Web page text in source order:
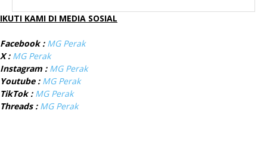
IKUTI KAMI DI MEDIA SOSIAL
Facebook : MG Perak
X : MG Perak
Instagram : MG Perak
Youtube : MG Perak
TikTok : MG Perak
Threads : MG Perak